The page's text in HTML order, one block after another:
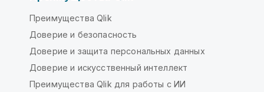
Преимущества Qlik
Доверие и безопасность
Доверие и защита персональных данных
Доверие и искусственный интеллект
Преимущества Qlik для работы с ИИ